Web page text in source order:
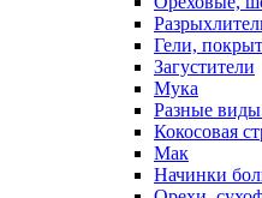
Гели,
Загустители
Мука
Разные
Кокосовая
Мак
Начинки